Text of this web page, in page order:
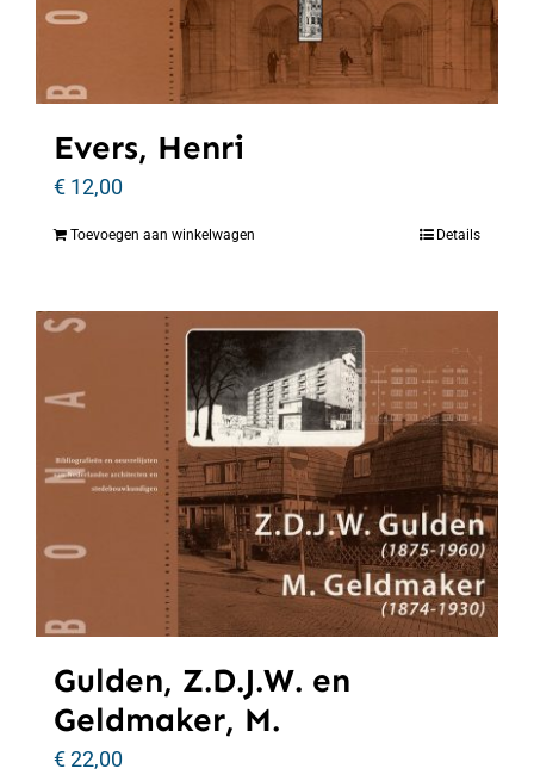
Evers, Henri
€ 12,00
Toevoegen aan winkelwagen Details
Gulden, Z.D.J.W. en
Geldmaker, M.
€22,00